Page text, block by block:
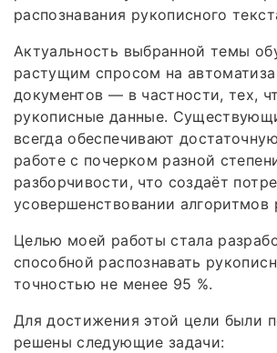
распознавания рукописного
Актуальность выбранной темы
растущим спросом на
документов — в частности, тех,
рукописные данные.
всегда обеспечивают
работе с почерком разной
разборчивости, что создаёт
усовершенствовании алгоритмов
Целью моей работы стала
способной распознавать
точностью не менее 95 %.
Для достижения этой цели были
решены следующие задачи: